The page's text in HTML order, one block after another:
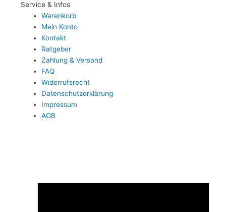
Service & Infos
Warenkorb
Mein Konto
Kontakt
Ratgeber
Zahlung & Versand
FAQ
Widerrufsrecht
Datenschutzerklärung
Impressum
AGB